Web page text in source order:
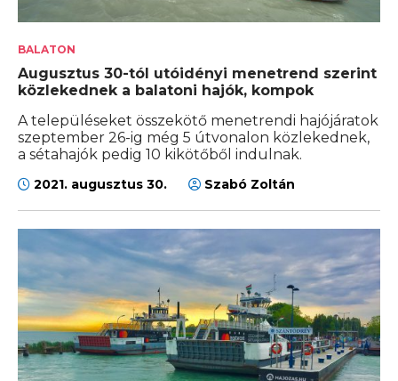
BALATON
Augusztus 30-tól utóidényi menetrend szerint
közlekednek a balatoni hajók, kompok
A településeket összekötő menetrendi hajójáratok
szeptember 26-ig még 5 útvonalon közlekednek,
a sétahajók pedig 10 kikötőből indulnak.
2021. augusztus 30. Szabó Zoltán